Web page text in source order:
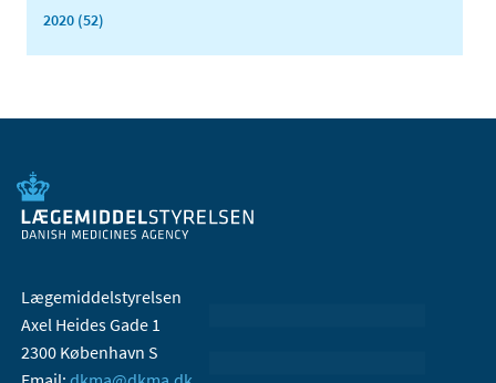
2020 (52)
Lægemiddelstyrelsen
Axel Heides Gade 1
2300 København S